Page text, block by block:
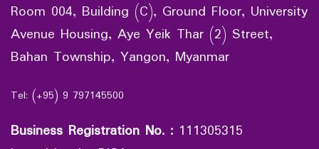
Room 004, Building (C), Ground Floor, University
Avenue Housing, Aye Yeik Thar (2) Street,
Bahan Township, Yangon, Myanmar
Tel: (+95) 9 797145500
Business Registration No. : 111305315